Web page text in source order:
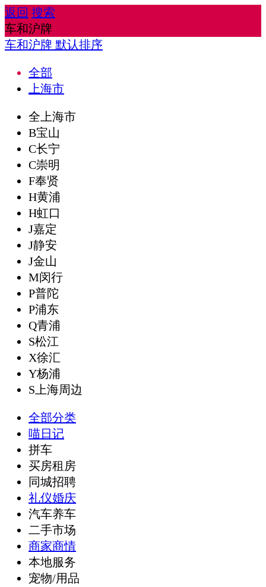
返回 搜索
车和沪牌
车和沪牌 默认排序
全部
上海市
全上海市
B宝山
C长宁
C崇明
F奉贤
H黄浦
H虹口
J嘉定
J静安
J金山
M闵行
P普陀
P浦东
Q青浦
S松江
X徐汇
Y杨浦
S上海周边
全部分类
喵日记
拼车
买房租房
同城招聘
礼仪婚庆
汽车养车
二手市场
商家商情
本地服务
宠物/用品